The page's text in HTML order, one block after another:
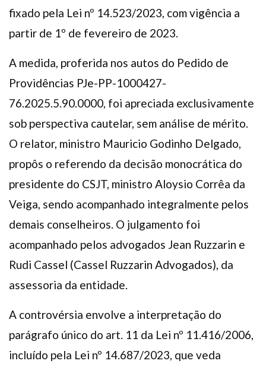
fixado pela Lei nº 14.523/2023, com vigência a
partir de 1º de fevereiro de 2023.
A medida, proferida nos autos do Pedido de
Providências PJe-PP-1000427-
76.2025.5.90.0000, foi apreciada exclusivamente
sob perspectiva cautelar, sem análise de mérito.
O relator, ministro Mauricio Godinho Delgado,
propôs o referendo da decisão monocrática do
presidente do CSJT, ministro Aloysio Corrêa da
Veiga, sendo acompanhado integralmente pelos
demais conselheiros. O julgamento foi
acompanhado pelos advogados Jean Ruzzarin e
Rudi Cassel (Cassel Ruzzarin Advogados), da
assessoria da entidade.
A controvérsia envolve a interpretação do
parágrafo único do art. 11 da Lei nº 11.416/2006,
incluído pela Lei nº 14.687/2023, que veda